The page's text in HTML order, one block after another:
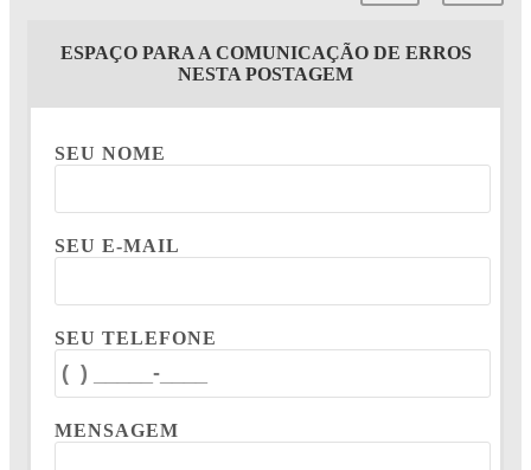
ESPAÇO PARA A COMUNICAÇÃO DE ERROS
NESTA POSTAGEM
SEU NOME
SEU E-MAIL
SEU TELEFONE
MENSAGEM